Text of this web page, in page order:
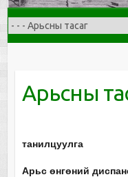
Арьсны
Арьс
танилцуулга
Арьс өнгөний